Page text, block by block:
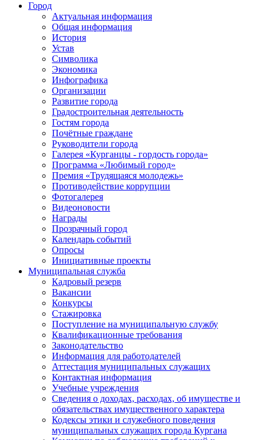
Город
Актуальная информация
Общая информация
История
Устав
Символика
Экономика
Инфографика
Организации
Развитие города
Градостроительная деятельность
Гостям города
Почётные граждане
Руководители города
Галерея «Курганцы - гордость города»
Программа «Любимый город»
Премия «Трудящаяся молодежь»
Противодействие коррупции
Фотогалерея
Видеоновости
Награды
Прозрачный город
Календарь событий
Опросы
Инициативные проекты
Муниципальная служба
Кадровый резерв
Вакансии
Конкурсы
Стажировка
Поступление на муниципальную службу
Квалификационные требования
Законодательство
Информация для работодателей
Аттестация муниципальных служащих
Контактная информация
Учебные учреждения
Сведения о доходах, расходах, об имуществе и
обязательствах имущественного характера
Кодексы этики и служебного поведения
муниципальных служащих города Кургана